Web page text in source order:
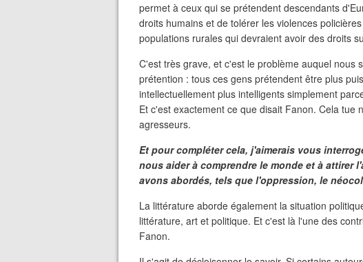
permet à ceux qui se prétendent descendants
droits humains et de tolérer les violences
populations rurales qui devraient avoir des droits
C'est très grave, et c'est le problème auquel nous
prétention : tous ces gens prétendent être plus
intellectuellement plus intelligents simplement
Et c'est exactement ce que disait Fanon. Cela tue
agresseurs.
Et pour compléter cela, j'aimerais vous
nous aider à comprendre le monde et à attirer
avons abordés, tels que l'oppression, le
La littérature aborde également la situation
littérature, art et politique. Et c'est là l'une des
Fanon.